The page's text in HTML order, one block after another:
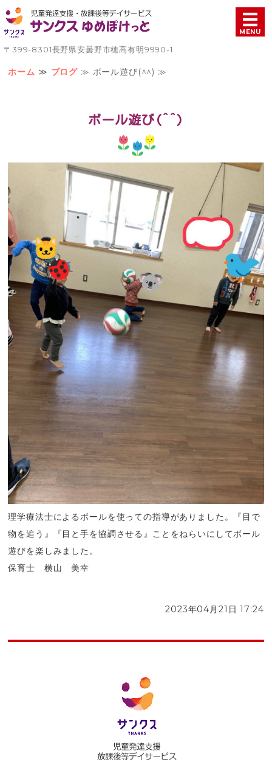
児童発達支援・放課後
〒399-8301長野県安曇野市穂高有明9990-1
MENU
ホーム
お問い合わせ
ホーム ≫ ブログ ≫ ボール遊び(^^) ≫
ボール遊び(^^)
理学療法士によるボールを使っての指導がありました。『目で
物を追う』『目と手を協調させる』ことをねらいにしてボール
遊びを楽しみました。
保育士 横山 美幸
2023年04月21日 17:24